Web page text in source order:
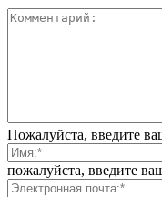
Пожалуйста, введите
пожалуйста, введите